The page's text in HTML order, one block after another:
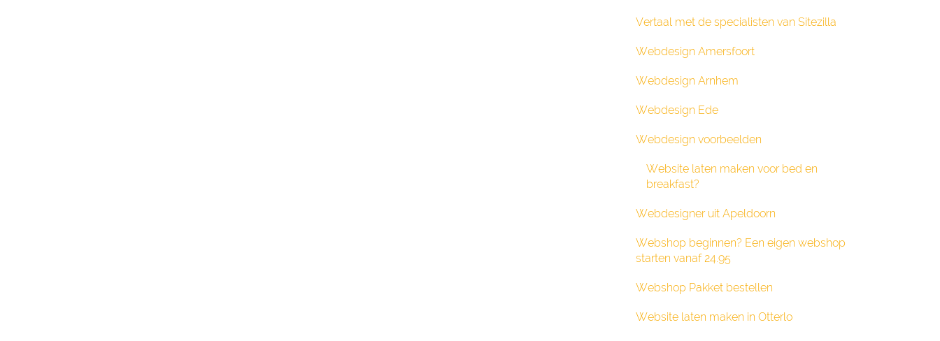
Vertaal met de specialisten van Sitezilla
Webdesign Amersfoort
Webdesign Arnhem
Webdesign Ede
Webdesign voorbeelden
Website laten maken voor bed en
breakfast?
Webdesigner uit Apeldoorn
Webshop beginnen? Een eigen webshop
starten vanaf 24.95
Webshop Pakket bestellen
Website laten maken in Otterlo